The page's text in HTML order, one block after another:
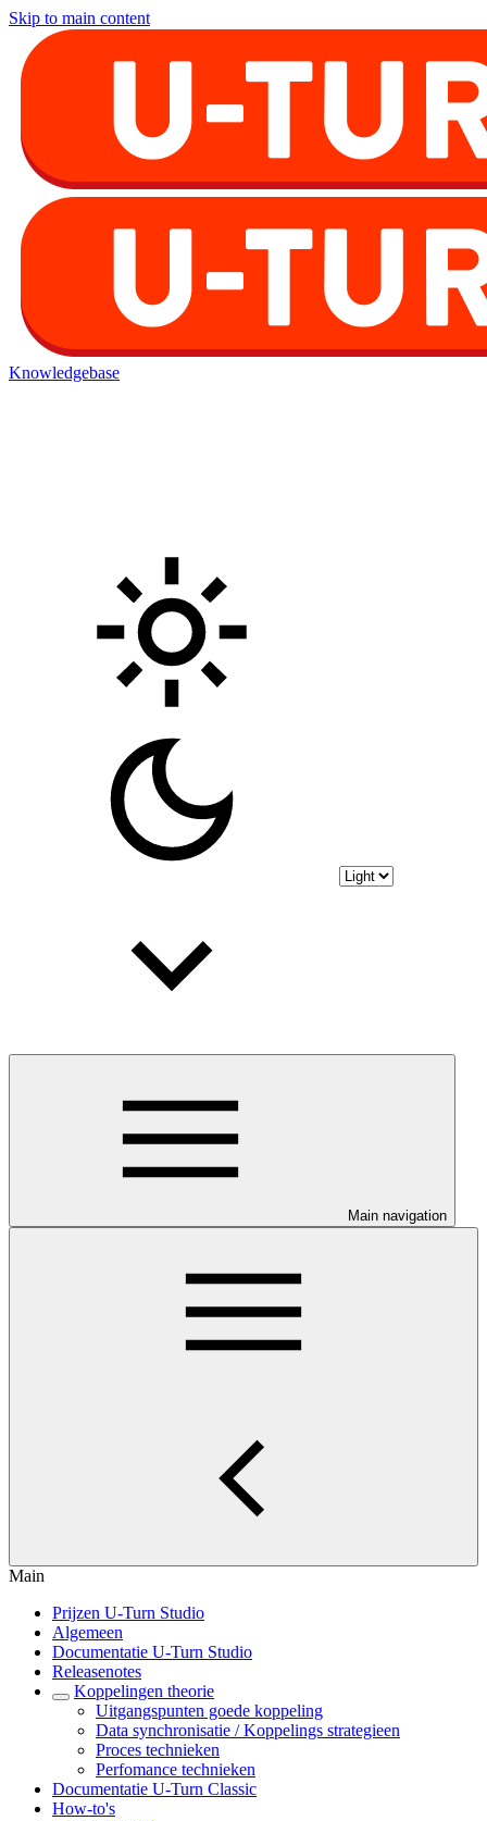
Skip to main content
Knowledgebase
Main navigation
Main
Prijzen U-Turn Studio
Algemeen
Documentatie U-Turn Studio
Releasenotes
Koppelingen theorie
Uitgangspunten goede koppeling
Data synchronisatie / Koppelings strategieen
Proces technieken
Perfomance technieken
Documentatie U-Turn Classic
How-to's